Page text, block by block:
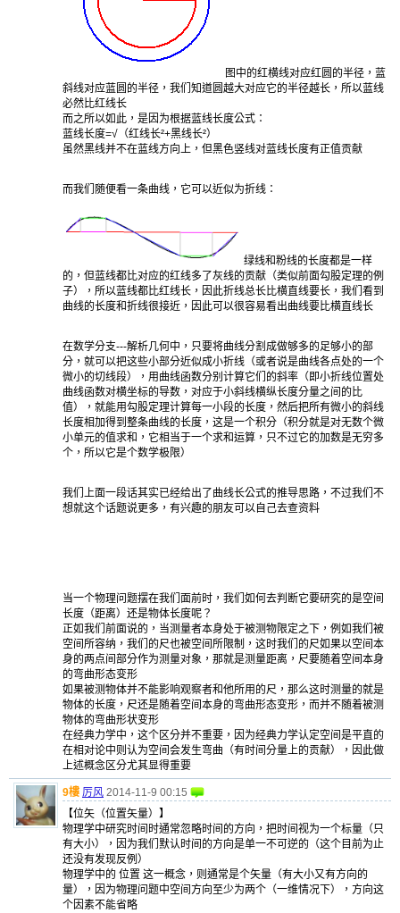
图中的红横线对应红圆的半径，蓝
斜线对应蓝圆的半径，我们知道圆越大对应它的半径越长，所以蓝线
必然比红线长
而之所以如此，是因为根据蓝线长度公式：
蓝线长度=√（红线长²+黑线长²）
虽然黑线并不在蓝线方向上，但黑色竖线对蓝线长度有正值贡献
而我们随便看一条曲线，它可以近似为折线：
绿线和粉线的长度都是一样
的，但蓝线都比对应的红线多了灰线的贡献（类似前面勾股定理的例
子），所以蓝线都比红线长，因此折线总长比横直线要长，我们看到
曲线的长度和折线很接近，因此可以很容易看出曲线要比横直线长
在数学分支---解析几何中，只要将曲线分割成做够多的足够小的部
分，就可以把这些小部分近似成小折线（或者说是曲线各点处的一个
微小的切线段），用曲线函数分别计算它们的斜率（即小折线位置处
曲线函数对横坐标的导数，对应于小斜线横纵长度分量之间的比
值），就能用勾股定理计算每一小段的长度，然后把所有微小的斜线
长度相加得到整条曲线的长度，这是一个积分（积分就是对无数个微
小单元的值求和，它相当于一个求和运算，只不过它的加数是无穷多
个，所以它是个数学极限）
我们上面一段话其实已经给出了曲线长公式的推导思路，不过我们不
想就这个话题说更多，有兴趣的朋友可以自己去查资料
当一个物理问题摆在我们面前时，我们如何去判断它要研究的是空间
长度（距离）还是物体长度呢？
正如我们前面说的，当测量者本身处于被测物限定之下，例如我们被
空间所容纳，我们的尺也被空间所限制，这时我们的尺如果以空间本
身的两点间部分作为测量对象，那就是测量距离，尺要随着空间本身
的弯曲形态变形
如果被测物体并不能影响观察者和他所用的尺，那么这时测量的就是
物体的长度，尺还是随着空间本身的弯曲形态变形，而并不随着被测
物体的弯曲形状变形
在经典力学中，这个区分并不重要，因为经典力学认定空间是平直的
在相对论中则认为空间会发生弯曲（有时间分量上的贡献），因此做
上述概念区分尤其显得重要
9樓 厉风 2014-11-9 00:15
【位矢（位置矢量）】
物理学中研究时间时通常忽略时间的方向，把时间视为一个标量（只
有大小），因为我们默认时间的方向是单一不可逆的（这个目前为止
还没有发现反例）
物理学中的 位置 这一概念，则通常是个矢量（有大小又有方向的
量），因为物理问题中空间方向至少为两个（一维情况下），方向这
个因素不能省略